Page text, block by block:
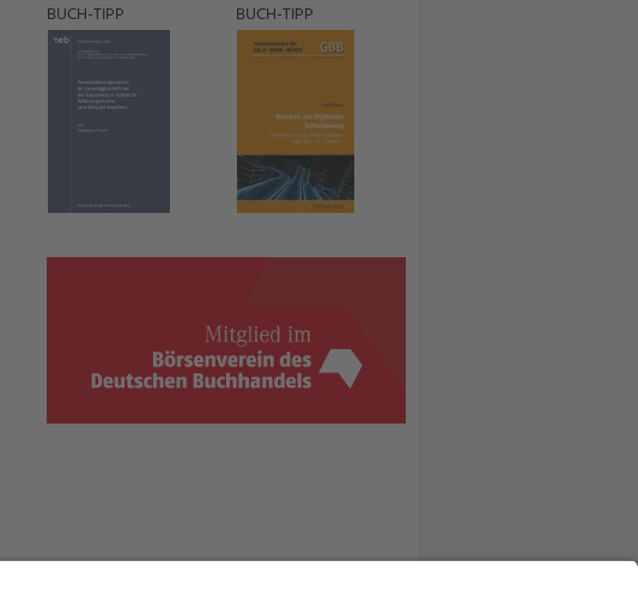
BUCH-TIPP BUCH-TIPP